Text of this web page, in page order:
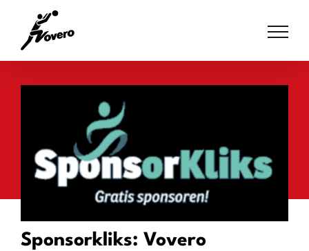
content
Sponsorkliks: Vovero